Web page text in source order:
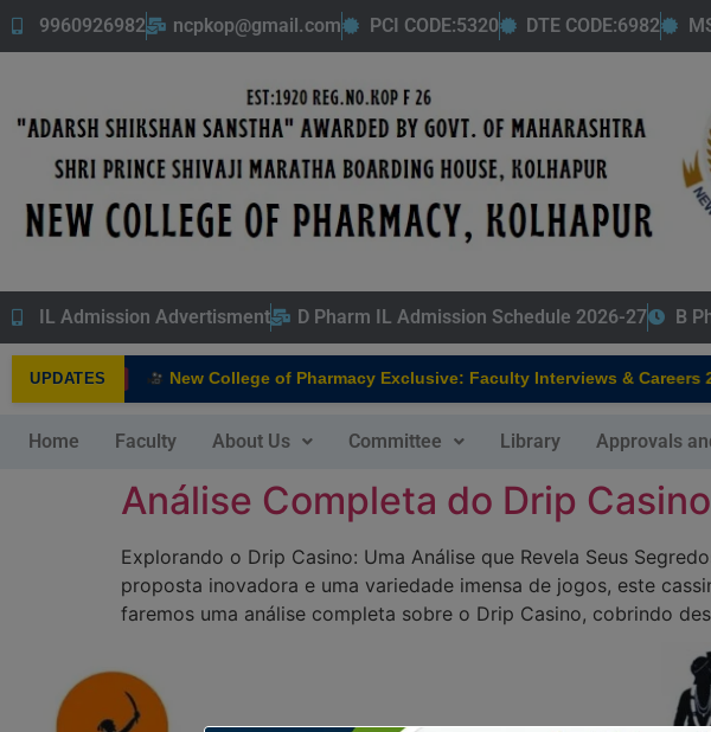
9960926982 ncpkop@gmail.com PCI CODE:5320 DTE CODE:6982
IL Admission Advertisment D Pharm IL Admission Schedule 2026-27 B
UPDATES
NEW New College of Pharmacy Exclusive: Faculty Interviews & Careers
Home Faculty About Us Committee Library Approvals
Análise Completa do Drip
Explorando o Drip Casino: Uma Análise que Revela Seus
proposta inovadora e uma variedade imensa de jogos, este
faremos uma análise completa sobre o Drip Casino, cobrindo